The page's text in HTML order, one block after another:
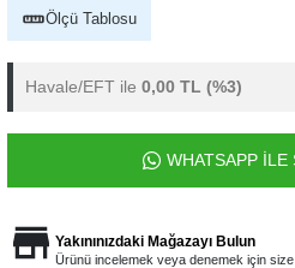
Ölçü Tablosu
Havale/EFT ile 0,00 TL (%3)
WHATSAPP İLE
Yakınınızdaki Mağazayı Bulun
Ürünü incelemek veya denemek için size